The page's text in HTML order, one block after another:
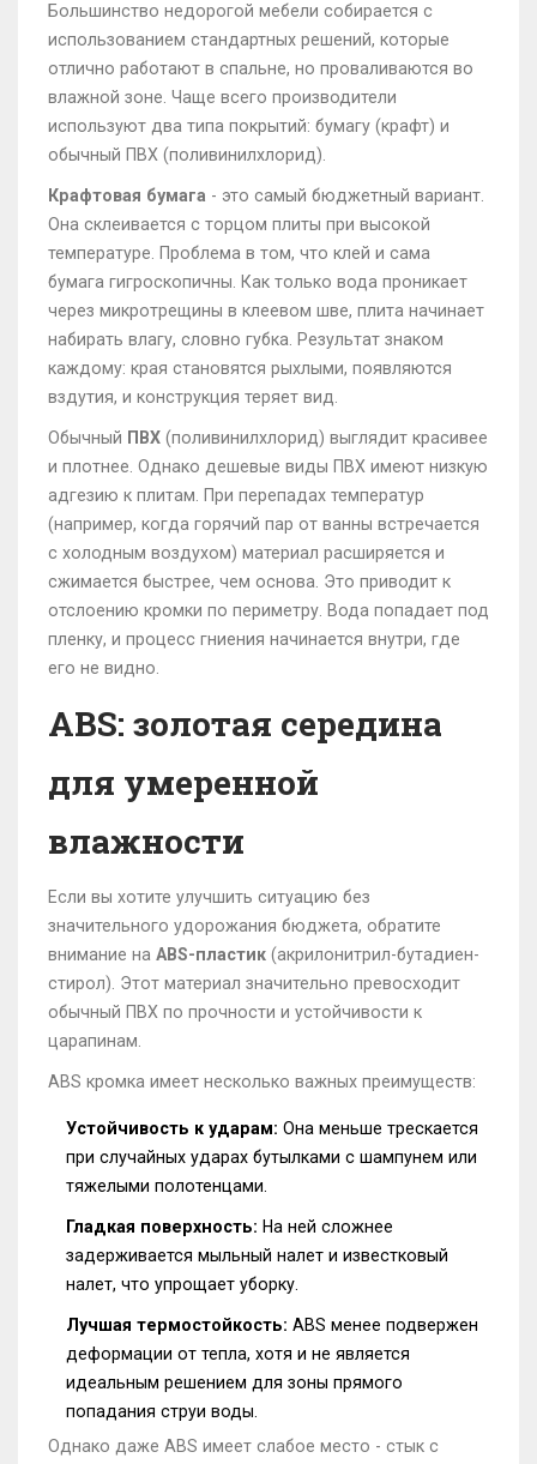
Большинство недорогой мебели собирается с
использованием стандартных решений, которые
отлично работают в спальне, но проваливаются во
влажной зоне. Чаще всего производители
используют два типа покрытий: бумагу (крафт) и
обычный ПВХ (поливинилхлорид).
Крафтовая бумага - это самый бюджетный вариант.
Она склеивается с торцом плиты при высокой
температуре. Проблема в том, что клей и сама
бумага гигроскопичны. Как только вода проникает
через микротрещины в клеевом шве, плита начинает
набирать влагу, словно губка. Результат знаком
каждому: края становятся рыхлыми, появляются
вздутия, и конструкция теряет вид.
Обычный ПВХ (поливинилхлорид) выглядит красивее
и плотнее. Однако дешевые виды ПВХ имеют низкую
адгезию к плитам. При перепадах температур
(например, когда горячий пар от ванны встречается
с холодным воздухом) материал расширяется и
сжимается быстрее, чем основа. Это приводит к
отслоению кромки по периметру. Вода попадает под
пленку, и процесс гниения начинается внутри, где
его не видно.
ABS: золотая середина
для умеренной
влажности
Если вы хотите улучшить ситуацию без
значительного удорожания бюджета, обратите
внимание на ABS-пластик (акрилонитрил-бутадиен-
стирол). Этот материал значительно превосходит
обычный ПВХ по прочности и устойчивости к
царапинам.
ABS кромка имеет несколько важных преимуществ:
Устойчивость к ударам: Она меньше трескается
при случайных ударах бутылками с шампунем или
тяжелыми полотенцами.
Гладкая поверхность: На ней сложнее
задерживается мыльный налет и известковый
налет, что упрощает уборку.
Лучшая термостойкость: ABS менее подвержен
деформации от тепла, хотя и не является
идеальным решением для зоны прямого
попадания струи воды.
Однако даже ABS имеет слабое место - стык с